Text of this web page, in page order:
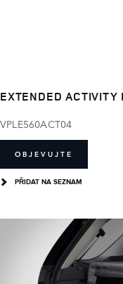
EXTENDED ACTIVITY
VPLE560ACT04
OBJEVUJTE
PŘIDAT NA SEZNAM